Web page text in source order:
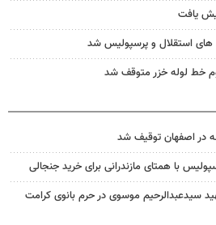
یافت
استقلال و پرسپولیس شد
خط لوله خزر متوقف شد
با همتای مازندرانی برای خرید جنجالی
سیدعبدالرحیم موسوی در حرم بانوی کرامت